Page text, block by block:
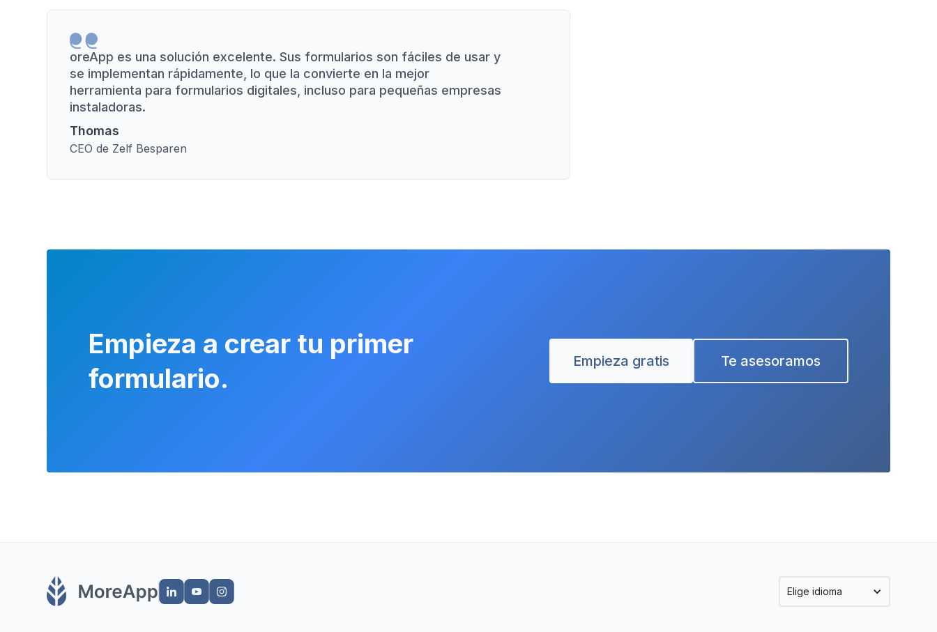
oreApp es una solución excelente. Sus formularios son fáciles de usar y
se implementan rápidamente, lo que la convierte en la mejor
herramienta para formularios digitales, incluso para pequeñas empresas
instaladoras.
Thomas
CEO de Zelf Besparen
Empieza a crear tu primer
formulario.
Empieza gratis Te asesoramos
Elige idioma